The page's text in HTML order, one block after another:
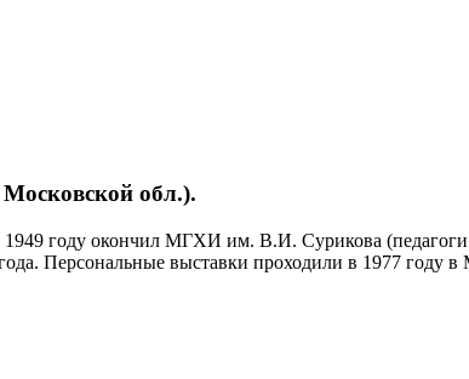
обл.).
году окончил МГХИ им. В.И. Сурикова
Персональные выставки проходили в 1977 году